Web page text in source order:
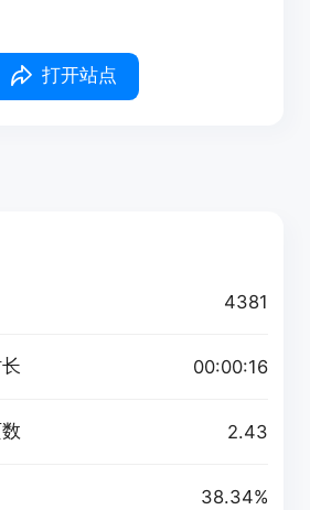
打开站点
4381
00:00:16
2.43
38.34%